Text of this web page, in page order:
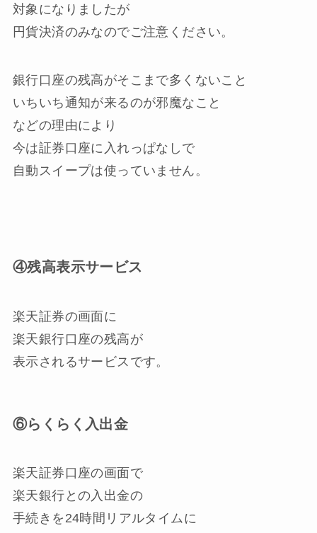
対象になりましたが
円貨決済のみなのでご注意ください。
銀行口座の残高がそこまで多くないこと
いちいち通知が来るのが邪魔なこと
などの理由により
今は証券口座に入れっぱなしで
自動スイープは使っていません。
④残高表示サービス
楽天証券の画面に
楽天銀行口座の残高が
表示されるサービスです。
⑥らくらく入出金
楽天証券口座の画面で
楽天銀行との入出金の
手続きを24時間リアルタイムに